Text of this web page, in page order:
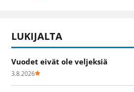
LUKIJALTA
Vuodet eivät ole veljeksiä
3.8.2026